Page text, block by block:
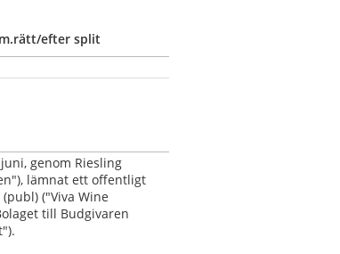
efter split
genom Riesling
lämnat ett offentligt
("Viva Wine
till Budgivaren